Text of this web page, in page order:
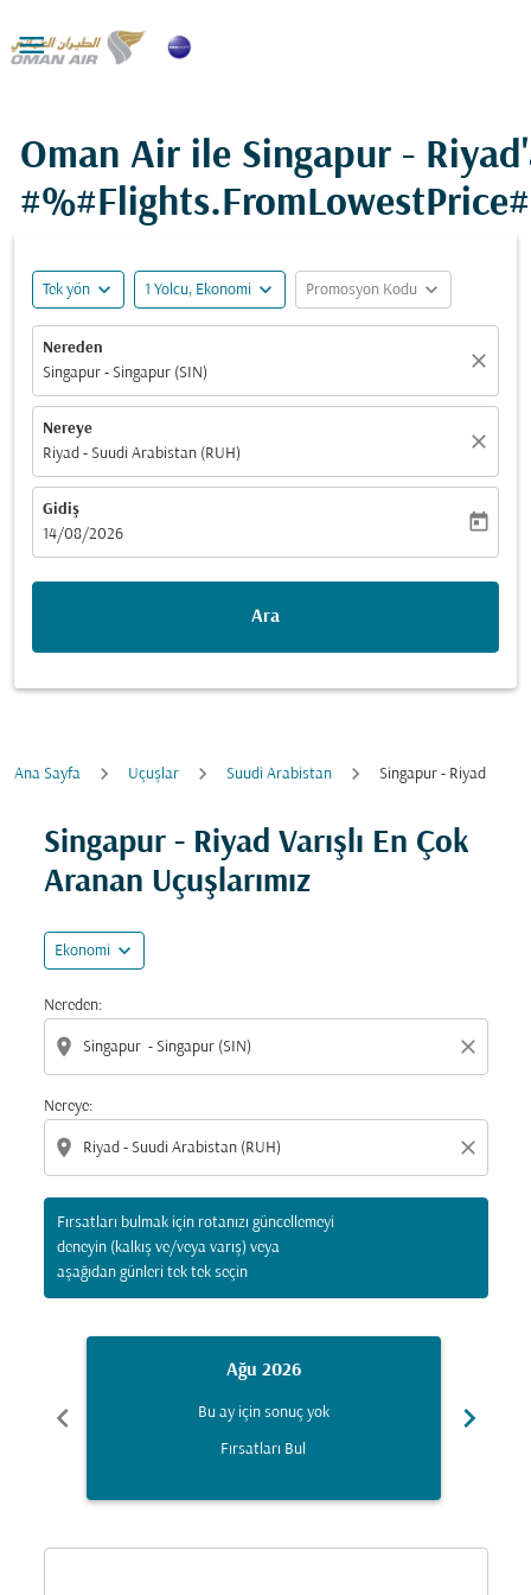

Oman Air ile Singapur -
Tek yön expand_more 1 Yolcu, Ekonomi expand_more Promosyon Kodu expand_more
Nereden
Singapur - Singapur (SIN)
close
Nereye
Riyad - Suudi Arabistan (RUH)
close
Gidiş
fc-booking-departure-date-aria-label
14/08/2026
today
Ara
Ana Sayfa Uçuşlar Suudi Arabistan Singapur - Riyad
Singapur - Riyad Varışlı En Çok
Aranan Uçuşlarımız
Ekonomi expand_more
Nereden:
location_on close
Nereye:
location_on close
Fırsatları bulmak için rotanızı güncellemeyi
deneyin (kalkış ve/veya varış) veya
aşağıdan günleri tek tek seçin
Fırsatları bulmak için rotanızı güncellemeyi deneyin
chevron_left
Ağu 2026
Bu ay için sonuç yok
Fırsatları Bul
chevron_right